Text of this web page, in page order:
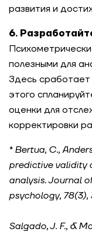
развития и
6.
полезными для
Здесь сработает
этого
оценки для
корректировки
* Bertua, C.,
predictive validity
analysis. Journal
psychology, 78(3),
Salgado, J. F., &